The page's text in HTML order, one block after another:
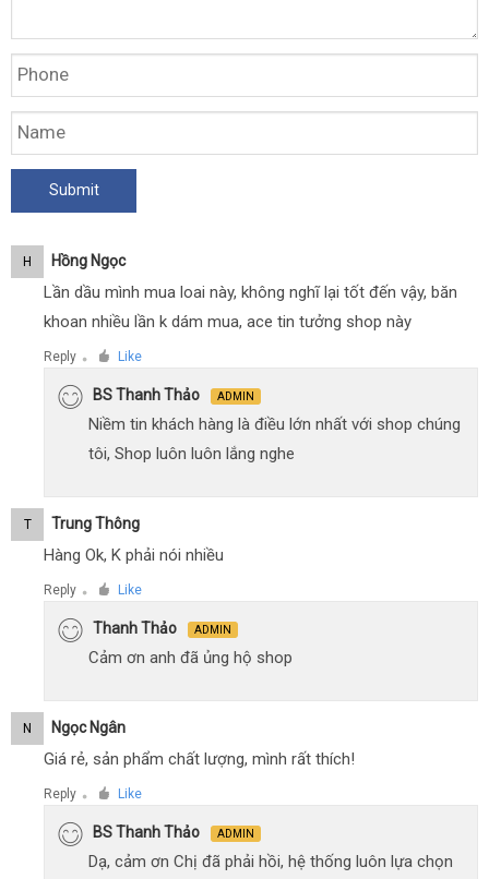
H Hồng Ngọc
Lần dầu mình mua loai này, không nghĩ lại tốt đến vậy, băn
khoan nhiều lần k dám mua, ace tin tưởng shop này
Reply ● Like
BS Thanh Thảo ADMIN
Niềm tin khách hàng là điều lớn nhất với shop chúng
tôi, Shop luôn luôn lắng nghe
T Trung Thông
Hàng Ok, K phải nói nhiều
Reply ● Like
Thanh Thảo ADMIN
Cảm ơn anh đã ủng hộ shop
N Ngọc Ngân
Giá rẻ, sản phẩm chất lượng, mình rất thích!
Reply ● Like
BS Thanh Thảo ADMIN
Dạ, cảm ơn Chị đã phải hồi, hệ thống luôn lựa chọn